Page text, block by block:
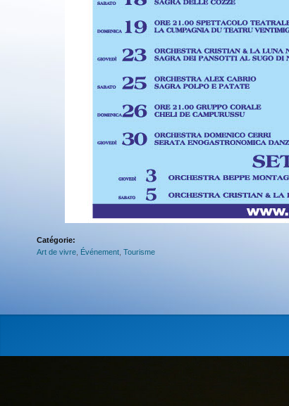
Catégorie:
Art de vivre Événement Tourisme